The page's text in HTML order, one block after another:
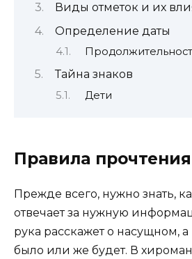
Виды отметок и их
Определение даты
Тайна знаков
Дети
Правила прочтения
Прежде всего, нужно знать,
отвечает за нужную
рука расскажет о насущном, а
было или же будет. В